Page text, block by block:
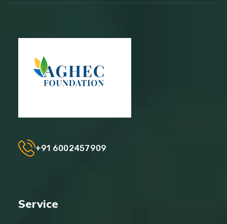
+91 6002457909
Service